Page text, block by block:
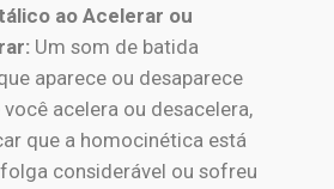
ao Acelerar ou
Um som de batida
aparece ou desaparece
acelera ou desacelera,
que a homocinética está
considerável ou sofreu